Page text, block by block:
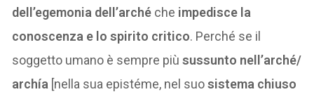
dell’egemonia dell’arché che impedisce la
conoscenza e lo spirito critico. Perché se il
soggetto umano è sempre piùsussunto nell’arché/
archía [nella sua epistéme, nel suosistema chiuso